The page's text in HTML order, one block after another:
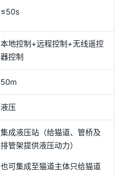
≤50s
本地控制+远程控制+无线遥控
器控制
50m
液压
集成液压站（给猫道、管桥及
排管架提供液压动力）
也可集成至猫道主体只给猫道